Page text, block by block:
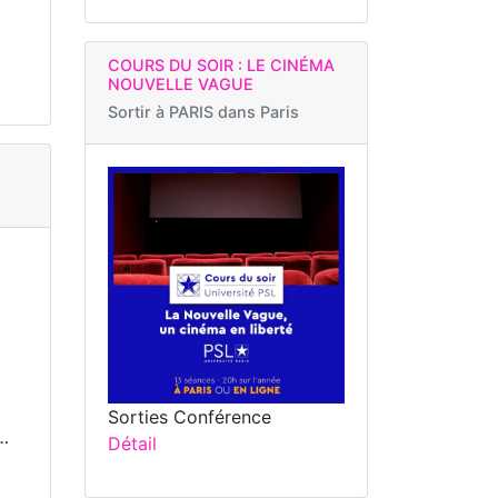
COURS DU SOIR : LE CINÉMA
NOUVELLE VAGUE
Sortir à PARIS dans Paris
Sorties Conférence
Détail